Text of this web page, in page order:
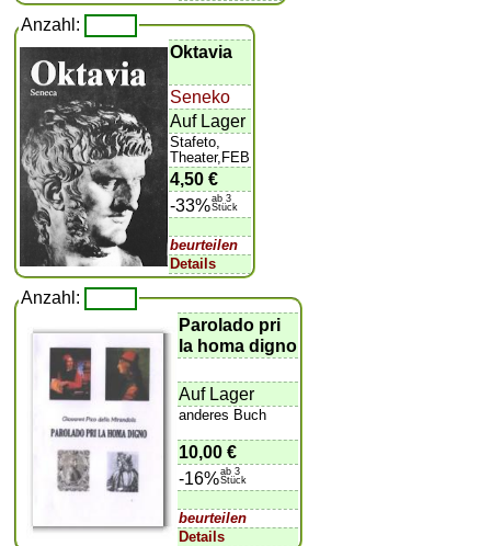
Anzahl:
Oktavia
Seneko
Auf Lager
Stafeto,
Theater,FEB
4,50 €
-33%ab 3
Stück
beurteilen
Details
Anzahl:
Parolado pri
la homa digno
Auf Lager
anderes Buch
10,00 €
-16%ab 3
Stück
beurteilen
Details